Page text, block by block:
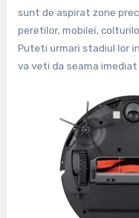
sunt de aspirat zone
peretilor, mobilei,
Puteti urmari stadiul lor
va veti da seama